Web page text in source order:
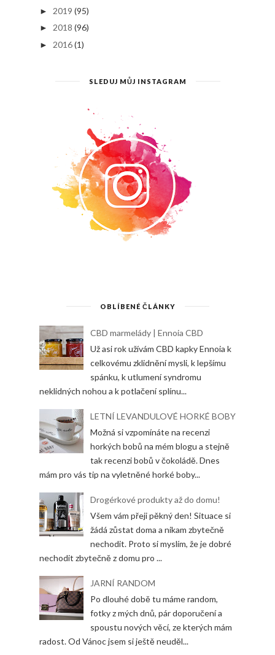
► 2019 (95)
► 2018 (96)
► 2016(1)
SLEDUJ MŮJ INSTAGRAM
OBLÍBENÉ ČLÁNKY
CBD marmelády | Ennoia CBD
Už asi rok užívám CBD kapky Ennoia k
celkovému zklidnění mysli, k lepšímu
spánku, k utlumení syndromu
neklidných nohou a k potlačení splínu...
LETNÍ LEVANDULOVÉ HORKÉ BOBY
Možná si vzpomínáte na recenzi
horkých bobů na mém blogu a stejně
tak recenzi bobů v čokoládě. Dnes
mám pro vás tip na vyletněné horké boby...
Drogérkové produkty až do domu!
Všem vám přeji pěkný den! Situace si
žádá zůstat doma a nikam zbytečně
nechodit. Proto si myslím, že je dobré
nechodit zbytečně z domu pro ...
JARNÍ RANDOM
Po dlouhé době tu máme random,
fotky z mých dnů, pár doporučení a
spoustu nových věcí, ze kterých mám
radost. Od Vánoc jsem si ještě neuděl...